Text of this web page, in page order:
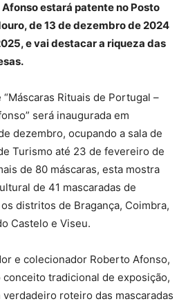
estará patente no Posto
de 13 de dezembro de 2024
e vai destacar a riqueza das
Rituais de Portugal –
será inaugurada em
dezembro, ocupando a sala de
Turismo até 23 de fevereiro de
de 80 máscaras, esta mostra
de 41 mascaradas de
distritos de Bragança, Coimbra,
Castelo e Viseu.
e colecionador Roberto Afonso,
conceito tradicional de exposição,
roteiro das mascaradas